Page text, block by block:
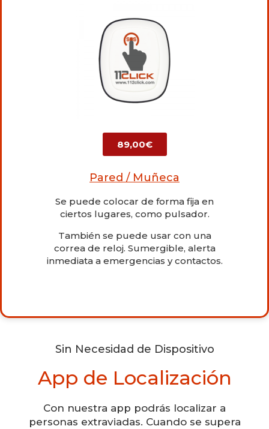
89,00€
Pared / Muñeca
Se puede colocar de forma fija en
ciertos lugares, como pulsador.
También se puede usar con una
correa de reloj. Sumergible, alerta
inmediata a emergencias y contactos.
Sin Necesidad de Dispositivo
App de Localización
Con nuestra app podrás localizar a
personas extraviadas. Cuando se supera